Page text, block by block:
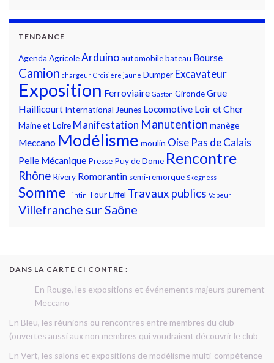
TENDANCE
Agenda AgricoleArduinoautomobilebateau Bourse
Camion chargeur Croisière jaune Dumper Excavateur
Exposition Ferroviaire Gaston GirondeGrue
Haillicourt International Jeunes Locomotive Loir et Cher
Maine et Loire Manifestation Manutention manège
Meccano Modélisme moulin Oise Pas de Calais
Pelle Mécanique Presse Puy de Dome Rencontre
Rhône Rivery Romorantin semi-remorque Skegness
Somme Tintin Tour Eiffel Travaux publics Vapeur
Villefranche sur Saône
DANS LA CARTE CI CONTRE :
En Rouge, les expositions et événements majeurs purement
Meccano
En Bleu, les réunions ou rencontres entre membres du club
(ouvertes aussi aux non membres qui voudraient découvrir le club
En Vert, les salons et expositions de modélisme multi-compétence